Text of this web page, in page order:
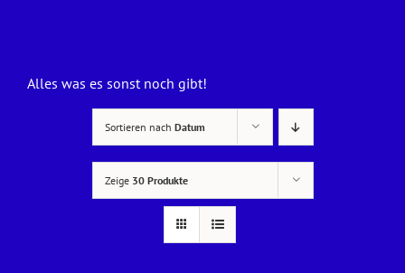
Alles was es sonst noch gibt!
Sortieren nach Datum
Zeige 30 Produkte